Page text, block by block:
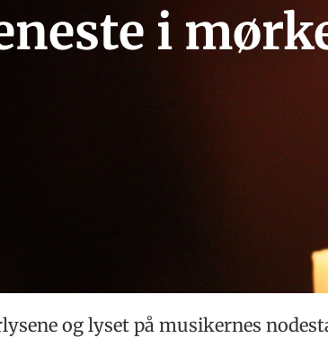
i
og lyset på musikernes